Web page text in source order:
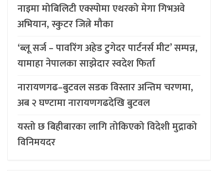
नाइमा मोबिलिटी एक्स्पोमा एथरको मेगा गिभअवे
अभियान, स्कुटर जित्ने मौका
‘ब्लू सर्ज – पावरिंग अहेड टुगेदर पार्टनर्स मीट’ सम्पन्न,
यामाहा नेपालका साझेदार स्वदेश फिर्ता
नारायणगढ–बुटवल सडक विस्तार अन्तिम चरणमा,
अब २ घण्टामा नारायणगढदेखि बुटवल
यस्तो छ बिहीबारका लागि तोकिएको विदेशी मुद्राको
विनिमयदर